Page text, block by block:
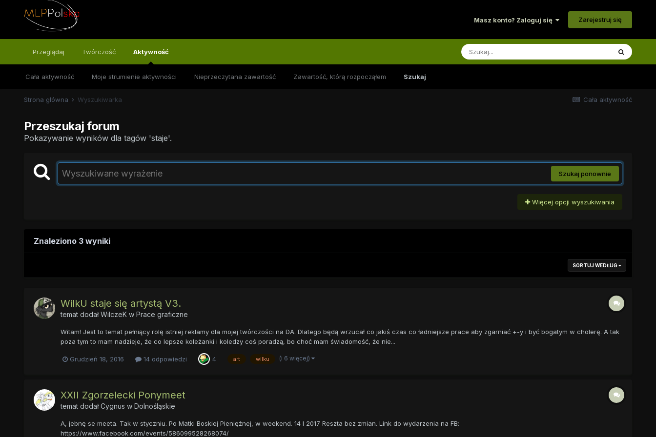
Masz konto? Zaloguj się Zarejestruj się
Przeglądaj Twórczość Aktywność
Cała aktywność Moje strumienie aktywności Nieprzeczytana zawartość Zawartość, którą rozpocząłem Szukaj
Cała aktywność
Strona główna Wyszukiwarka
Przeszukaj forum
Pokazywanie wyników dla tagów 'staje'.
Szukaj ponownie
Więcej opcji wyszukiwania
Znaleziono 3 wyniki
SORTUJ WEDŁUG
WilkU staje się artystą V3.
temat dodałWilczeKw Prace graficzne
Witam! Jest to temat pełniący rolę istniej reklamy dla mojej twórczości na DA. Dlatego będą wrzucał co jakiś czas co ładniejsze prace aby zgarniać +-y i być bogatym w cholerę. A tak
poza tym to mam nadzieje, że co lepsze koleżanki i koledzy coś poradzą, bo choć mam świadomość, że nie...
Grudzień 18, 2016 14 odpowiedzi 4 art wilku (i 6 więcej)
XXII Zgorzelecki Ponymeet
temat dodałCygnus w Dolnośląskie
A, jebnę se meeta. Tak w styczniu. Po Matki Boskiej Pieniężnej, w weekend. 14 I 2017 Reszta bez zmian. Link do wydarzenia na FB:
https://www.facebook.com/events/586099528268074/